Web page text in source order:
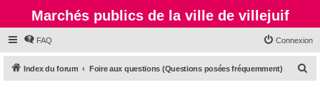
Marchés publics de la ville de villejuif
FAQ Connexion
Index du forum Foire aux questions (Questions posées fréquemment)